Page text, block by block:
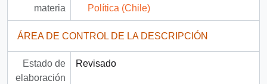
materia
Política (Chile)
ÁREA DE CONTROL DE LA DESCRIPCIÓN
Estado de
elaboración
Revisado